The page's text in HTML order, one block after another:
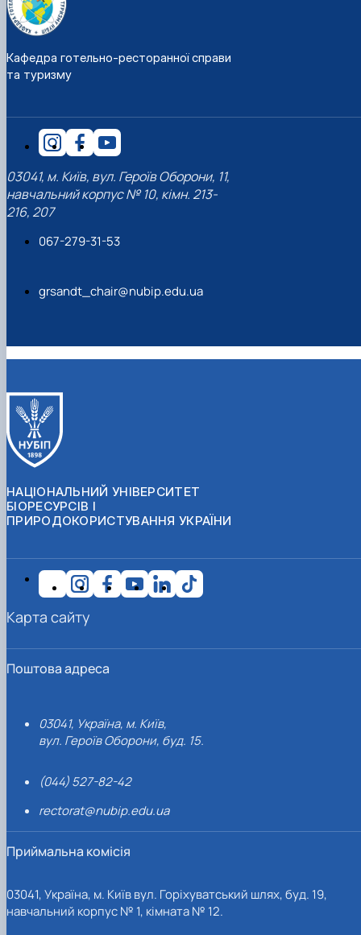
Кафедра готельно-ресторанної справи
та туризму
03041, м. Київ, вул. Героїв Оборони, 11,
навчальний корпус № 10, кімн. 213-
216, 207
067-279-31-53
grsandt_chair@nubip.edu.ua
НАЦІОНАЛЬНИЙ УНІВЕРСИТЕТ
БІОРЕСУРСІВ І
ПРИРОДОКОРИСТУВАННЯ УКРАЇНИ
Поштова адреса
03041, Україна, м. Київ,
вул. Героїв Оборони, буд. 15.
(044) 527-82-42
rectorat@nubip.edu.ua
Приймальна комісія
03041, Україна, м. Київ вул. Горіхуватський шлях, буд. 19,
навчальний корпус № 1, кімната № 12.
Карта сайту